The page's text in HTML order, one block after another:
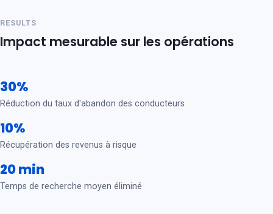
RESULTS
Impact mesurable sur les opérations
30%
Réduction du taux d'abandon des conducteurs
10%
Récupération des revenus à risque
20 min
Temps de recherche moyen éliminé